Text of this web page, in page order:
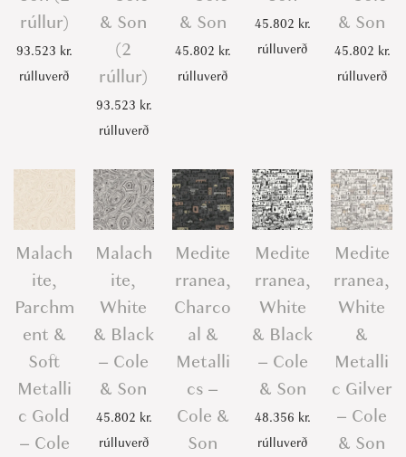
rúllur)
93.523 kr.
rúlluverð
& Son
(2
rúllur)
93.523 kr.
rúlluverð
& Son
45.802 kr.
rúlluverð
45.802 kr.
rúlluverð
& Son
45.802 kr.
rúlluverð
Malach
ite,
Parchm
ent &
Soft
Metalli
c Gold
– Cole
Malach
ite,
White
& Black
– Cole
& Son
45.802 kr.
rúlluverð
Medite
rranea,
Charco
al &
Metalli
cs –
Cole &
Son
Medite
rranea,
White
& Black
– Cole
& Son
48.356 kr.
rúlluverð
Medite
rranea,
White
&
Metalli
c Gilver
– Cole
& Son